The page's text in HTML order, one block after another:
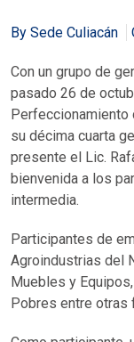
By Sede Culiacán
Con un grupo de
pasado 26 de
Perfeccionamiento
su décima cuarta
presente el Lic.
bienvenida a los
intermedia.
Participantes de
Agroindustrias del
Muebles y
Pobres entre otras